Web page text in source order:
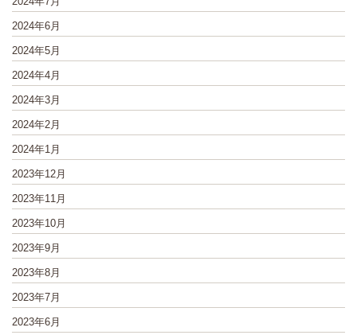
2024年6月
2024年5月
2024年4月
2024年3月
2024年2月
2024年1月
2023年12月
2023年11月
2023年10月
2023年9月
2023年8月
2023年7月
2023年6月